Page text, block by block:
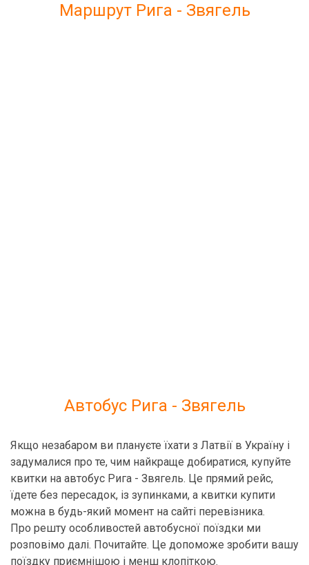
Маршрут Рига - Звягель
Автобус Рига - Звягель
Якщо незабаром ви плануєте їхати з Латвії в Україну і
задумалися про те, чим найкраще добиратися, купуйте
квитки на автобус Рига - Звягель. Це прямий рейс,
їдете без пересадок, із зупинками, а квитки купити
можна в будь-який момент на сайті перевізника.
Про решту особливостей автобусної поїздки ми
розповімо далі. Почитайте. Це допоможе зробити вашу
поїздку приємнішою і менш клопіткою.